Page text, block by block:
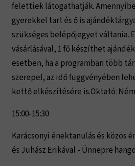
felettiek látogathatják.
gyerekkel tart és ő is
szükséges belépőjegyet váltania.
vásárlásával, 1 fő készíthet
esetben, ha a programban több
szerepel, az idő függvényében
kettő elkészítésére is.Oktató:
15:00-15:30
Karácsonyi énektanulás és közös
és Juhász Erikával - Ünnepre